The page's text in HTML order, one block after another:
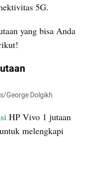
5G.
yang bisa Anda
George Dolgikh
HP Vivo 1 jutaan
melengkapi